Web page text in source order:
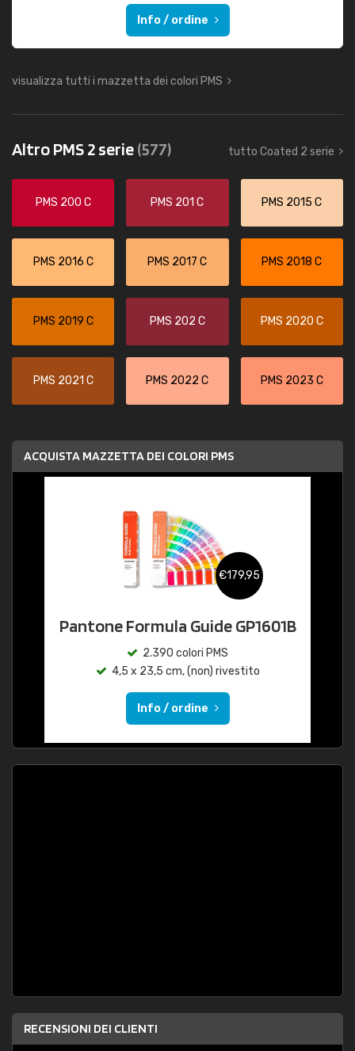
Info / ordine
visualizza tutti i mazzetta dei colori PMS
Altro PMS 2 serie(577) tutto Coated 2 serie
PMS 200 C PMS 201 C PMS 2015 C
PMS 2016 C PMS 2017 C PMS 2018 C
PMS 2019 C PMS 202 C PMS 2020 C
PMS 2021 C PMS 2022 C PMS 2023 C
ACQUISTA MAZZETTA DEI COLORI PMS
€179,95
Pantone Formula Guide GP1601B
2.390 colori PMS
4,5 x 23,5 cm, (non) rivestito
Info / ordine
RECENSIONI DEI CLIENTI